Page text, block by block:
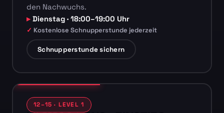
den Nachwuchs.
Dienstag · 18:00–19:00 Uhr
Kostenlose Schnupperstunde jederzeit
Schnupperstunde sichern
12–15 · LEVEL 1